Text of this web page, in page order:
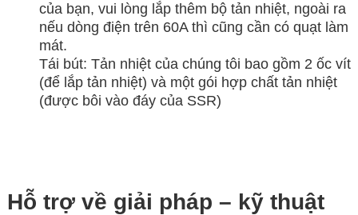
của bạn, vui lòng lắp thêm bộ tản nhiệt, ngoài ra
nếu dòng điện trên 60A thì cũng cần có quạt làm
mát.
Tái bút: Tản nhiệt của chúng tôi bao gồm 2 ốc vít
(để lắp tản nhiệt) và một gói hợp chất tản nhiệt
(được bôi vào đáy của SSR)
Hỗ trợ về giải pháp – kỹ thuật